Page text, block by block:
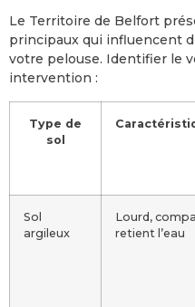
Le Territoire de Belfort
principaux qui influencent
votre pelouse. Identifier le
intervention :
Type de
sol
Sol
argileux
Lourd,
retient l’eau